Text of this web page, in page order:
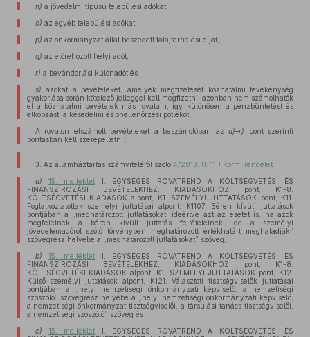
n) a jövedelmi típusú települési adókat,
o) az egyéb települési adókat,
p) az önkormányzat által beszedett talajterhelési díjat,
q) az előrehozott helyi adót,
r) a bevándorlási különadót és
s) azokat a bevételeket, amelyek megfizetését közhatalmi tevékenység
gyakorlása során kötelező jelleggel kell megfizetni, azonban nem számolhatók
el a közhatalmi bevételek más rovatain, így különösen a pénzbüntetést és
elkobzást, a késedelmi és önellenőrzési pótlékot.
A rovaton elszámolt bevételeket a beszámolóban az a)–r) pont szerinti
bontásban kell szerepeltetni.”
3. Az államháztartás számviteléről szóló 4/2013. (I. 11.) Korm. rendelet
a)
15. melléklet I. EGYSÉGES ROVATREND A KÖLTSÉGVETÉSI ÉS
FINANSZÍROZÁSI BEVÉTELEKHEZ, KIADÁSOKHOZ pont, K1-8.
KÖLTSÉGVETÉSI KIADÁSOK alpont, K1. SZEMÉLYI JUTTATÁSOK pont, K11.
Foglalkoztatottak személyi juttatásai alpont, K1107. Béren kívüli juttatások
pontjában a „meghatározott juttatásokat, ideértve azt az esetet is, ha azok
megfelelnek a béren kívüli juttatás feltételeinek, de a személyi
jövedelemadóról szóló törvényben meghatározott értékhatárt meghaladják”
szövegrész helyébe a „meghatározott juttatásokat” szöveg,
b)
15. melléklet I. EGYSÉGES ROVATREND A KÖLTSÉGVETÉSI ÉS
FINANSZÍROZÁSI BEVÉTELEKHEZ, KIADÁSOKHOZ pont, K1-8.
KÖLTSÉGVETÉSI KIADÁSOK alpont, K1. SZEMÉLYI JUTTATÁSOK pont, K12.
Külső személyi juttatások alpont, K121. Választott tisztségviselők juttatásai
pontjában a „helyi nemzetiségi önkormányzati képviselő, a nemzetiségi
szószóló” szövegrész helyébe a „helyi nemzetiségi önkormányzati képviselő,
a nemzetiségi önkormányzat tisztségviselői, a társulási tanács tisztségviselői,
a nemzetiségi szószóló” szöveg és
c)
15. melléklet I. EGYSÉGES ROVATREND A KÖLTSÉGVETÉSI ÉS